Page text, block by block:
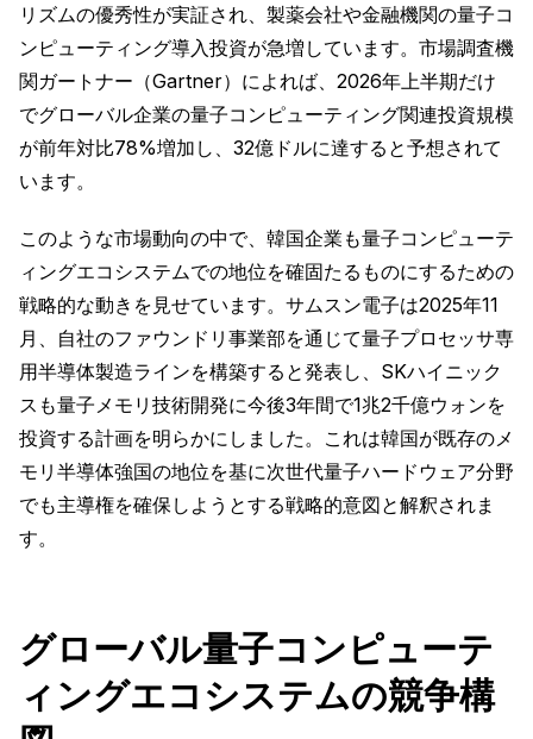
リズムの優秀性が実証され、製薬会社や金融機関の量子コ
ンピューティング導入投資が急増しています。市場調査機
関ガートナー（Gartner）によれば、2026年上半期だけ
でグローバル企業の量子コンピューティング関連投資規模
が前年対比78%増加し、32億ドルに達すると予想されて
います。
このような市場動向の中で、韓国企業も量子コンピューテ
ィングエコシステムでの地位を確固たるものにするための
戦略的な動きを見せています。サムスン電子は2025年11
月、自社のファウンドリ事業部を通じて量子プロセッサ専
用半導体製造ラインを構築すると発表し、SKハイニック
スも量子メモリ技術開発に今後3年間で1兆2千億ウォンを
投資する計画を明らかにしました。これは韓国が既存のメ
モリ半導体強国の地位を基に次世代量子ハードウェア分野
でも主導権を確保しようとする戦略的意図と解釈されま
す。
グローバル量子コンピューテ
ィングエコシステムの競争構